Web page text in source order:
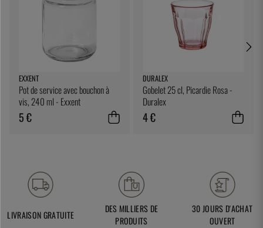
EXXENT
Pot de service avec bouchon à
vis, 240 ml - Exxent
5 €
DURALEX
Gobelet 25 cl, Picardie Rosa -
Duralex
4 €
LIVRAISON GRATUITE
DES MILLIERS DE
PRODUITS
30 JOURS D'ACHAT
OUVERT